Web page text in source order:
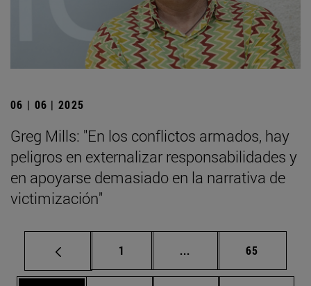
06 | 06 | 2025
Greg Mills: "En los conflictos armados, hay
peligros en externalizar responsabilidades y
en apoyarse demasiado en la narrativa de
victimización"
Página
1 ... Páginas intermedias
Página
65